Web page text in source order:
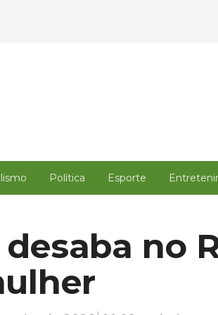
Política Esporte
no